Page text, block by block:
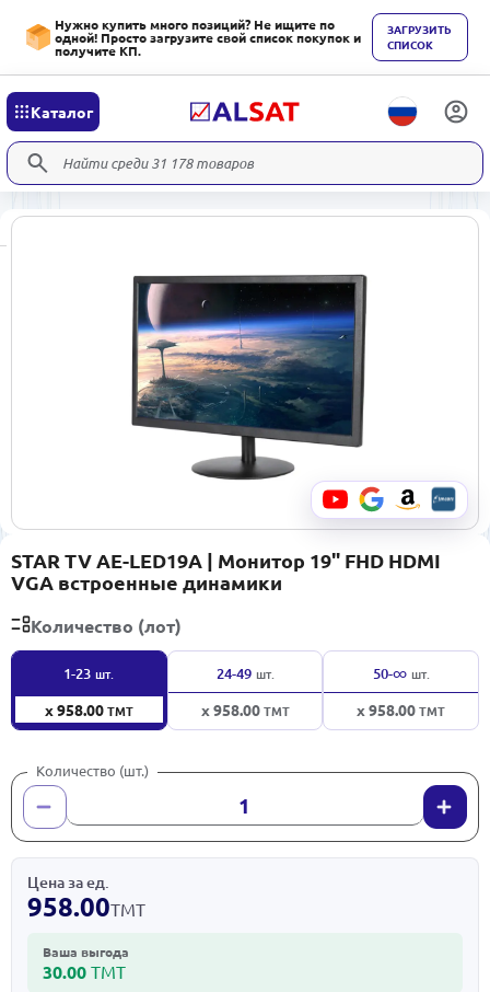
Нужно купить много позиций? Не ищите по
одной! Просто загрузите свой список покупок и
получите КП.
ЗАГРУЗИТЬ
СПИСОК
Каталог
STAR TV AE-LED19A | Монитор 19" FHD HDMI
VGA встроенные динамики
Количество (лот)
1-23 шт.
x 958.00ТМТ
24-49 шт.
x 958.00ТМТ
50-∞ шт.
x 958.00ТМТ
Количество (шт.)
Цена за ед.
958.00ТМТ
Ваша выгода
30.00 ТМТ